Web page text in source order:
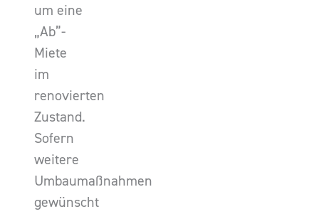
um eine
„Ab”-
Miete
im
renovierten
Zustand.
Sofern
weitere
Umbaumaßnahmen
gewünscht